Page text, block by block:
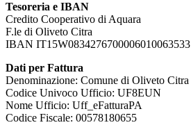
Tesoreria e IBAN
Credito Cooperativo di Aquara
F.le di Oliveto Citra
IBAN IT15W0834276700006010063533
Dati per Fattura
Denominazione: Comune di Oliveto Citra
Codice Univoco Ufficio: UF8EUN
Nome Ufficio: Uff_eFatturaPA
Codice Fiscale: 00578180655